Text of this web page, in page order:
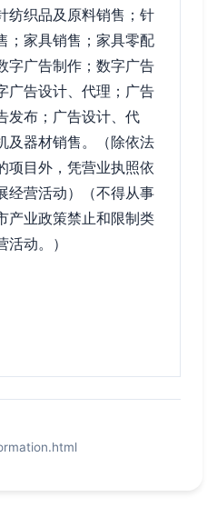
纺织品及原料销售；针
；家具销售；家具零配
字广告制作；数字广告
广告设计、代理；广告
发布；广告设计、代
及器材销售。（除依法
项目外，凭营业执照依
经营活动）（不得从事
产业政策禁止和限制类
动。）